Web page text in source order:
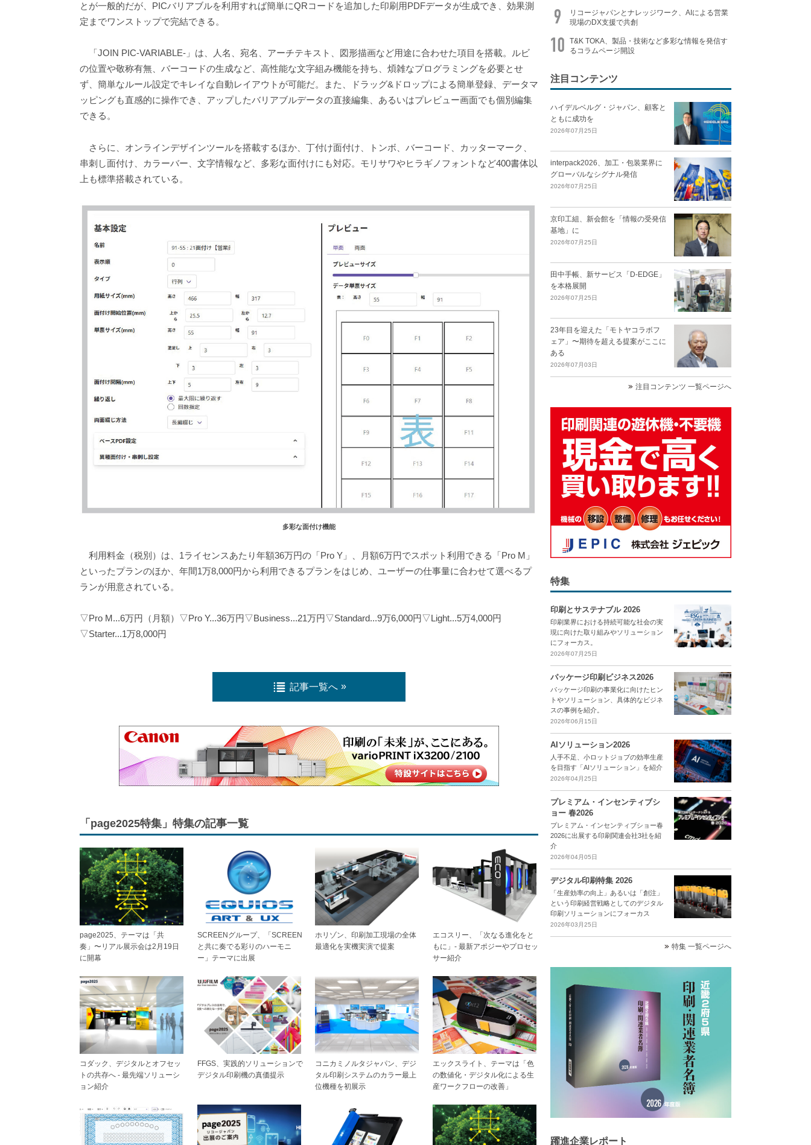
とが一般的だが、PICバリアブルを利用すれば簡単にQRコードを追加した印刷用PDFデータが生成でき、効果測
定までワンストップで完結できる。
「JOIN PIC-VARIABLE-」は、人名、宛名、アーチテキスト、図形描画など用途に合わせた項目を搭載。ルビ
の位置や敬称有無、バーコードの生成など、高性能な文字組み機能を持ち、煩雑なプログラミングを必要とせ
ず、簡単なルール設定でキレイな自動レイアウトが可能だ。また、ドラッグ&ドロップによる簡単登録、データマ
ッピングも直感的に操作でき、アップしたバリアブルデータの直接編集、あるいはプレビュー画面でも個別編集
できる。
さらに、オンラインデザインツールを搭載するほか、丁付け面付け、トンボ、バーコード、カッターマーク、
串刺し面付け、カラーバー、文字情報など、多彩な面付けにも対応。モリサワやヒラギノフォントなど400書体以
上も標準搭載されている。
多彩な面付け機能
利用料金（税別）は、1ライセンスあたり年額36万円の「Pro Y」、月額6万円でスポット利用できる「Pro M」
といったプランのほか、年間1万8,000円から利用できるプランをはじめ、ユーザーの仕事量に合わせて選べるプ
ランが用意されている。
▽Pro M...6万円（月額）▽Pro Y...36万円▽Business...21万円▽Standard...9万6,000円▽Light...5万4,000円
▽Starter...1万8,000円
記事一覧へ
「page2025特集」特集の記事一覧
page2025、テーマは「共
奏」〜リアル展示会は2月19日
に開幕
SCREENグループ、「SCREEN
と共に奏でる彩りのハーモニ
ー」テーマに出展
ホリゾン、印刷加工現場の全体
最適化を実機実演で提案
エコスリー、「次なる進化をと
もに」- 最新アポジーやプロセッ
サー紹介
コダック、デジタルとオフセッ
トの共存へ - 最先端ソリューシ
ョン紹介
FFGS、実践的ソリューションで
デジタル印刷機の真価提示
コニカミノルタジャパン、デジ
タル印刷システムのカラー最上
位機種を初展示
エックスライト、テーマは「色
の数値化・デジタル化による生
産ワークフローの改善」
リコージャパンとナレッジワーク、AIによる営業
現場のDX支援で共創
T&K TOKA、製品・技術など多彩な情報を発信す
るコラムページ開設
注目コンテンツ
ハイデルベルグ・ジャパン、顧客と
ともに成功を
2026年07月25日
interpack2026、加工・包装業界に
グローバルなシグナル発信
2026年07月25日
京印工組、新会館を「情報の受発信
基地」に
2026年07月25日
田中手帳、新サービス「D-EDGE」
を本格展開
2026年07月25日
23年目を迎えた「モトヤコラボフ
ェア」〜期待を超える提案がここに
ある
2026年07月03日
注目コンテンツ 一覧ページへ
特集
印刷とサステナブル 2026
印刷業界における持続可能な社会の実
現に向けた取り組みやソリューション
にフォーカス。
2026年07月25日
パッケージ印刷ビジネス2026
パッケージ印刷の事業化に向けたヒン
トやソリューション、具体的なビジネ
スの事例を紹介。
2026年06月15日
AIソリューション2026
人手不足、小ロットジョブの効率生産
を目指す「AIソリューション」を紹介
2026年04月25日
プレミアム・インセンティブシ
ョー 春2026
プレミアム・インセンティブショー春
2026に出展する印刷関連会社3社を紹
介
2026年04月05日
デジタル印刷特集 2026
「生産効率の向上」あるいは「創注」
という印刷経営戦略としてのデジタル
印刷ソリューションにフォーカス
2026年03月25日
特集 一覧ページへ
躍進企業レポート